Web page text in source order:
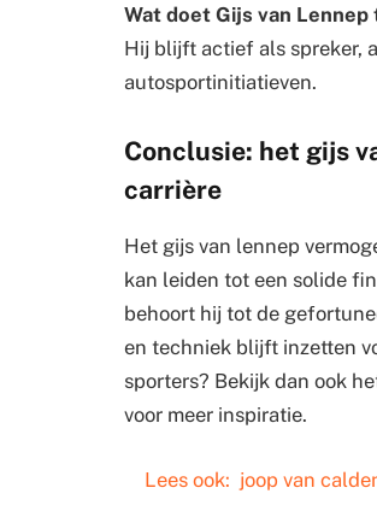
Wat doet Gijs van
Hij blijft actief als spreker,
autosportinitiatieven.
Conclusie: het gijs
carrière
Het gijs van lennep
kan leiden tot een solide
behoort hij tot de
en techniek blijft inzetten
sporters? Bekijk dan ook
voor meer inspiratie.
Lees ook: joop van